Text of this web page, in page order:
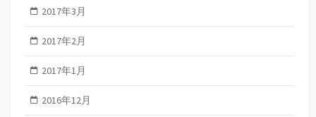
2017年3月
2017年2月
2017年1月
2016年12月